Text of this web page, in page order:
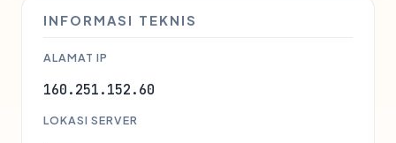
INFORMASI TEKNIS
ALAMAT IP
160.251.152.60
LOKASI SERVER